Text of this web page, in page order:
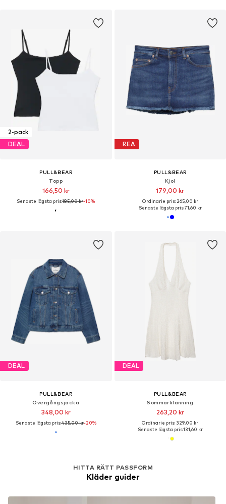
2-pack
DEAL
PULL&BEAR
Topp
166,50 kr
Senaste lägsta pris:185,00 kr-10%
REA
PULL&BEAR
Kjol
179,00 kr
Ordinarie pris: 265,00 kr
Senaste lägsta pris:71,60 kr
DEAL
PULL&BEAR
Övergångsjacka
348,00 kr
Senaste lägsta pris:435,00 kr-20%
DEAL
PULL&BEAR
Sommarklänning
263,20 kr
Ordinarie pris: 329,00 kr
Senaste lägsta pris:131,60 kr
HITTA RÄTT PASSFORM
Kläder guider